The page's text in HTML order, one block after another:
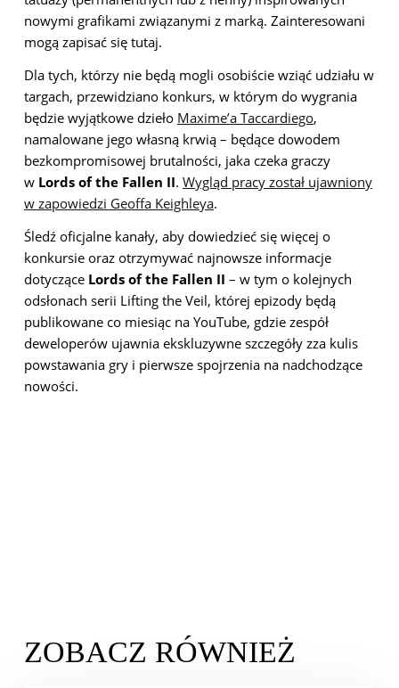
nowymi grafikami związanymi z marką. Zainteresowani
mogą zapisać się tutaj.
Dla tych, którzy nie będą mogli osobiście wziąć udziału w
targach, przewidziano konkurs, w którym do wygrania
będzie wyjątkowe dzieło Maxime’a Taccardiego,
namalowane jego własną krwią – będące dowodem
bezkompromisowej brutalności, jaka czeka graczy
w Lords of the Fallen II. Wygląd pracy został ujawniony
w zapowiedzi Geoffa Keighleya.
Śledź oficjalne kanały, aby dowiedzieć się więcej o
konkursie oraz otrzymywać najnowsze informacje
dotyczące Lords of the Fallen II – w tym o kolejnych
odsłonach serii Lifting the Veil, której epizody będą
publikowane co miesiąc na YouTube, gdzie zespół
deweloperów ujawnia ekskluzywne szczegóły zza kulis
powstawania gry i pierwsze spojrzenia na nadchodzące
nowości.